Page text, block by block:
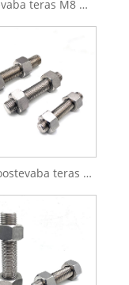
Roostevaba teras M8 M10 M12 Täiskeermega varras
M14 roostevaba teras SS304 SS316 DIN976 keermevarras